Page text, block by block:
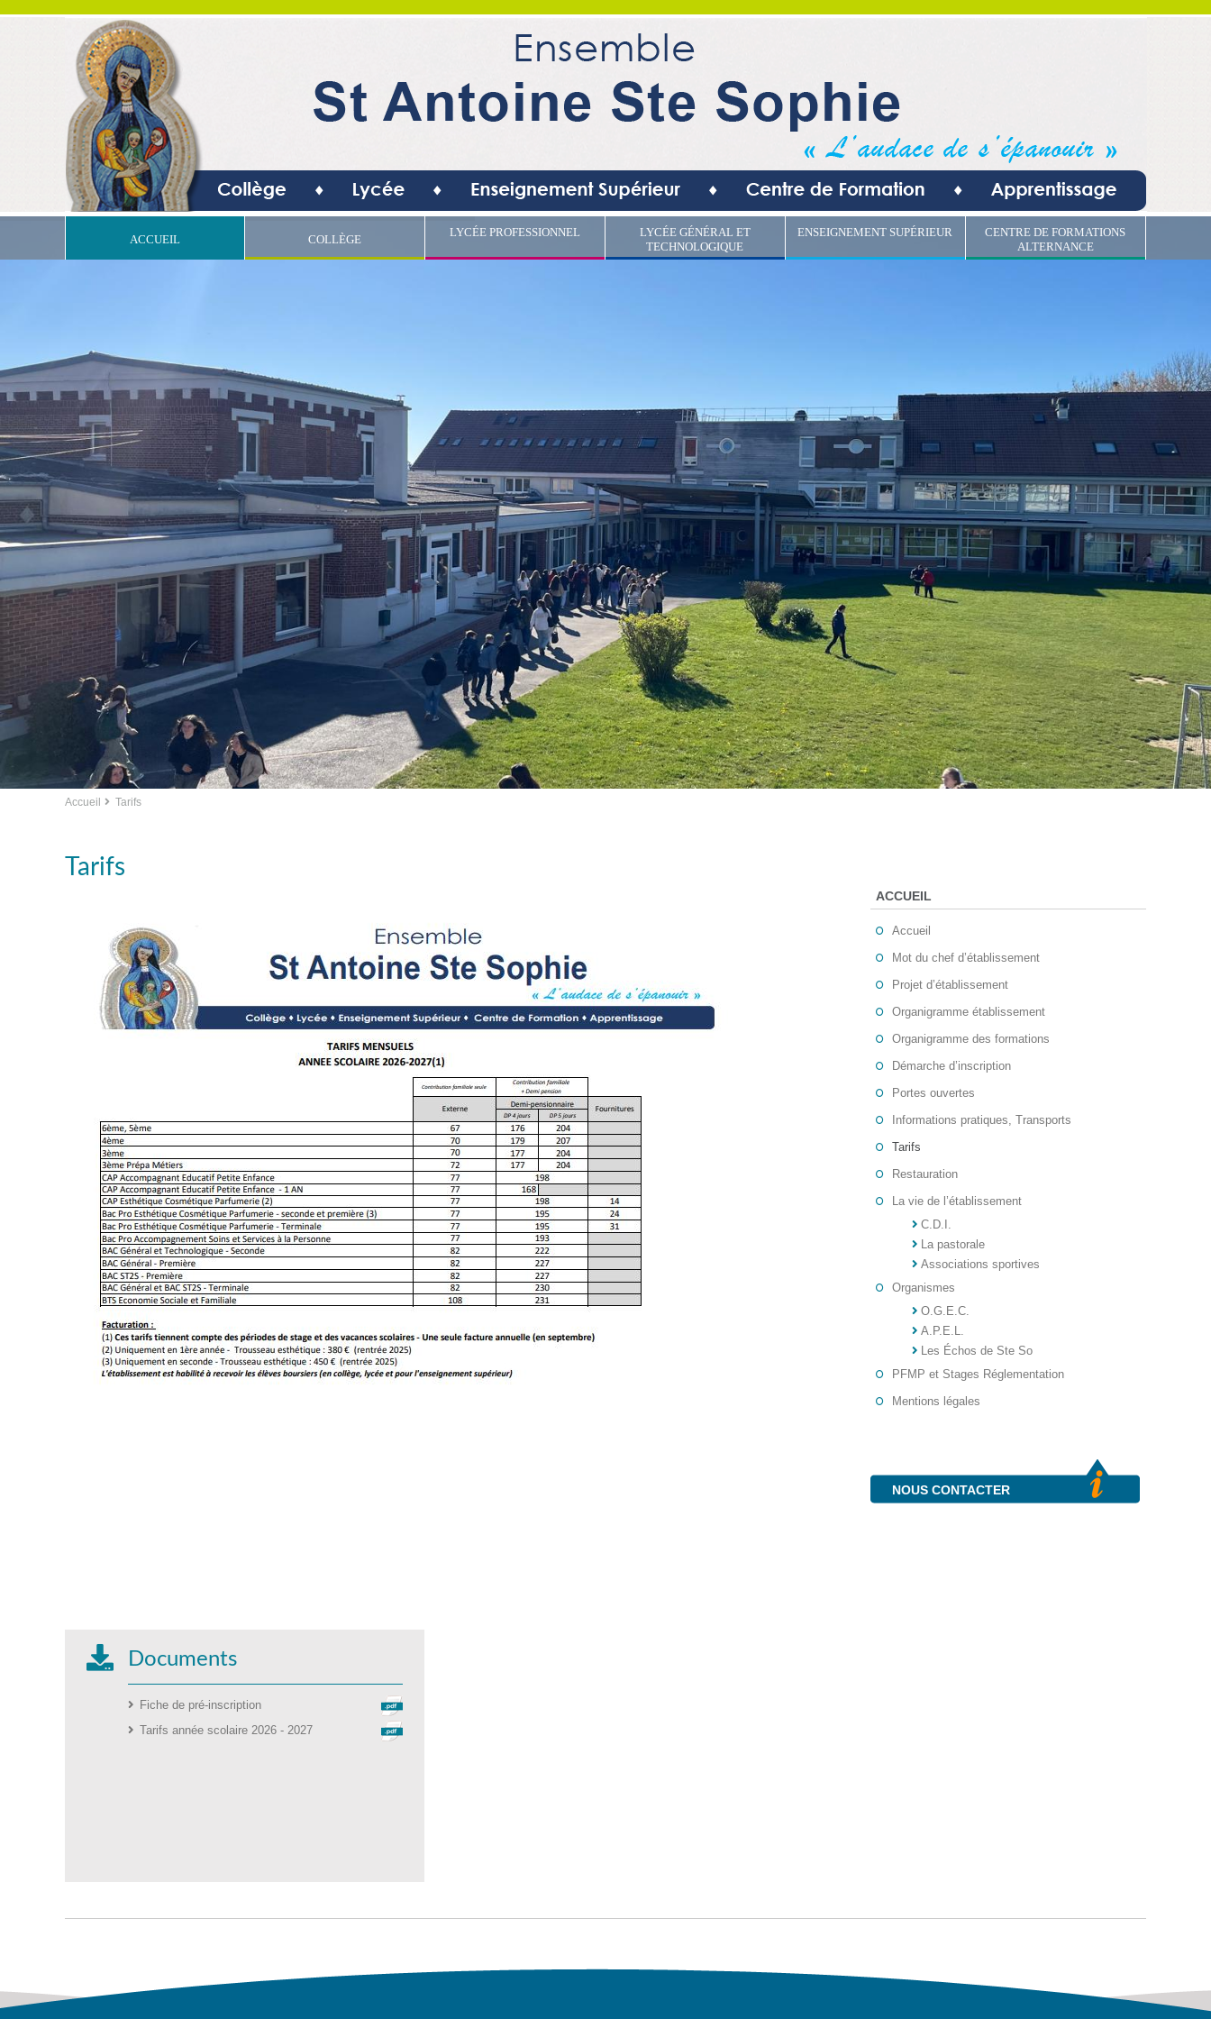
ACCUEIL COLLÈGE
LYCÉE PROFESSIONNEL
LYCÉE GÉNÉRAL ET
TECHNOLOGIQUE
ENSEIGNEMENT SUPÉRIEUR
CENTRE DE FORMATIONS
ALTERNANCE
Accueil Tarifs
Tarifs
ACCUEIL
Accueil
Mot du chef d’établissement
Projet d’établissement
Organigramme établissement
Organigramme des formations
Démarche d’inscription
Portes ouvertes
Informations pratiques, Transports
Tarifs
Restauration
La vie de l’établissement
C.D.I.
La pastorale
Associations sportives
Organismes
O.G.E.C.
A.P.E.L.
Les Échos de Ste So
PFMP et Stages Réglementation
Mentions légales
NOUS CONTACTER
Documents
Fiche de pré-inscription
Tarifs année scolaire 2026 - 2027